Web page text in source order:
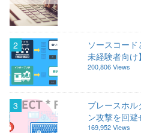
2
ソースコー
未経験者向け】
200,806 Views
3
プレースホル
ン攻撃を回避
169,952 Views